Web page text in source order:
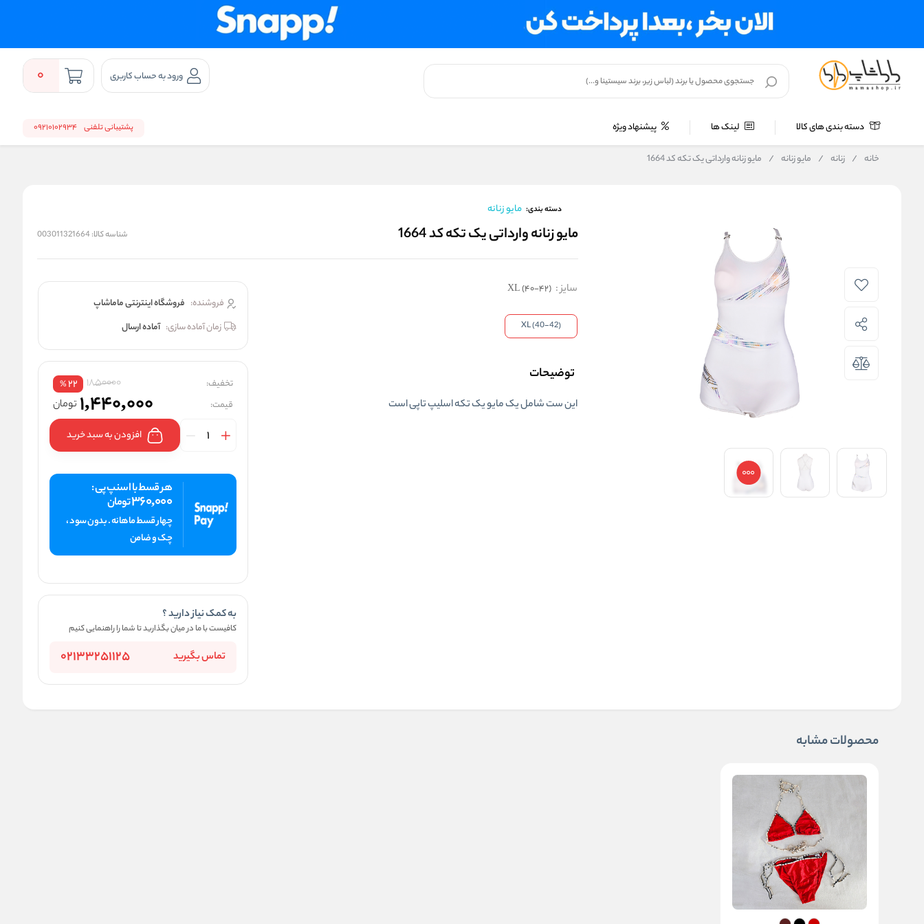
ورود به حساب کاربری 0
دسته بندی های کالا لینک ها پیشنهاد ویژه پشتیبانی تلفنی 09210102934
خانه / زنانه / مایو زنانه / مایو زنانه وارداتی یک تکه کد 1664
دسته بندی: مایو زنانه
مایو زنانه وارداتی یک تکه کد 1664 شناسه کالا:003011321664
سایز:
XL (40-42)
XL (40-42)
توضیحات
این ست شامل یک مایو یک تکه اسلیپ تاپی است
فروشنده: فروشگاه اینترنتی ماماشاپ
زمان آماده سازی: آماده ارسال
تخفیف: 1850000
22
%
قیمت: 1,440,000 تومان
افزودن به سبد خرید
هر قسط با اسنپ پی :
360,000تومان
چهار قسط ماهانه . بدون سود ،
چک و ضامن
به کمک نیاز دارید ؟
کافیست با ما در میان بگذارید تا شما را راهنمایی کنیم
تماس بگیرید 02133251125
محصولات مشابه